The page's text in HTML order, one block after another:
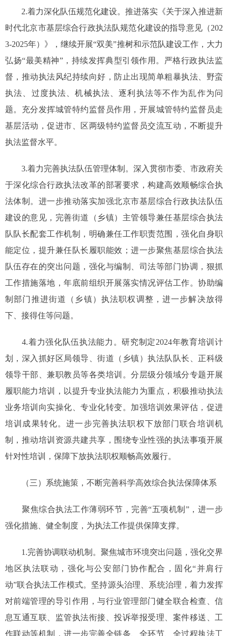
2.着力深化队伍规范化建设。推进落实《关于深入推进新
时代北京市基层综合行政执法队规范化建设的指导意见（202
3-2025年）》，继续开展“双美”推树和示范队建设工作，大力
弘扬“最美精神”，持续发挥典型引领作用。严格行政执法监
督，推动执法风纪持续向好，防止出现简单粗暴执法、野蛮
执法、过度执法、机械执法、逐利执法等不作为乱作为问
题。充分发挥城管特约监督员作用，开展城管特约监督员走
基层活动，促进市、区两级特约监督员交流互动，不断提升
执法监督水平。
3.着力完善执法队伍管理体制。深入贯彻市委、市政府关
于深化综合行政执法改革的部署要求，构建高效顺畅综合执
法体制。进一步推动落实加强北京市基层综合行政执法队伍
建设的意见，完善街道（乡镇）主管领导兼任基层综合执法
队队长配套工作机制，明确兼任工作职责范围，强化自身职
能定位，提升兼任队长履职能效；进一步聚焦基层综合执法
队伍存在的突出问题，强化与编制、司法等部门协调，狠抓
工作措施落地，年底前组织开展落实情况评估工作。协助编
制部门推进街道（乡镇）执法职权调整，进一步解决放得
下、接得住等问题。
4.着力强化队伍执法能力。研究制定2024年教育培训计
划，深入抓好区局领导、街道（乡镇）执法队队长、正科级
领导干部、兼职教员等各类培训。分层级分领域分专题开展
履职能力培训，以提升专业执法能力为重点，积极推动执法
业务培训向实操化、专业化转变。加强培训效果评估，促进
培训成果转化。进一步完善执法职权下放部门联合培训机
制，推动培训资源共建共享，围绕专业性强的执法事项开展
针对性培训，保障下放执法职权顺畅高效履行。
（三）系统施策，不断完善科学高效综合执法保障体系
聚焦综合执法工作薄弱环节，完善“五项机制”，进一步
强化措施、健全制度，为执法工作提供保障支撑。
1.完善协调联动机制。聚焦城市环境突出问题，强化交界
地区执法联动，强化与公安部门协作配合，固化“并肩行
动”联合执法工作模式。坚持源头治理、系统治理，着力发挥
对前端管理的导引作用，与行业管理部门健全联合检查、信
息互通互联、监管执法衔接、投诉举报受理、案件移送、工
作联动等机制，进一步完善全链条、全环节、全过程执法工